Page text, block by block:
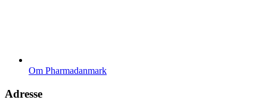
Om Pharmadanmark
Adresse